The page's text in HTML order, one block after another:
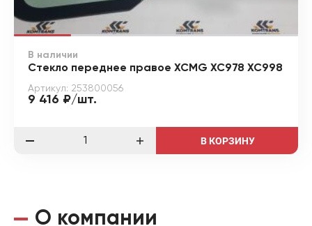
В наличии
Стекло переднее правое XCMG XC978 XC998
Артикул: 253800056
9 416 ₽/шт.
В КОРЗИНУ
О компании